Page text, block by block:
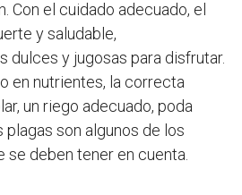
Con el cuidado adecuado, el
y saludable,
dulces y jugosas para disfrutar.
en nutrientes, la correcta
un riego adecuado, poda
son algunos de los
deben tener en cuenta.